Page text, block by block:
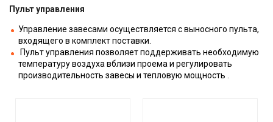
Пульт управления
Управление завесами осуществляется с выносного пульта,
входящего в комплект поставки.
Пульт управления позволяет поддерживать необходимую
температуру воздуха вблизи проема и регулировать
производительность завесы и тепловую мощность .